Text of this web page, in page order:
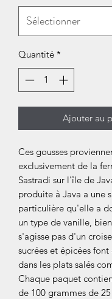
Quantité *
Ajouter au
Ces gousses
exclusivement de la
Sastradi sur l'île de
produite à Java a une
particulière qu'elle a
un type de vanille,
s'agisse pas d'un
sucrées et épicées
dans les plats salés
Chaque paquet
de 100 grammes de 25